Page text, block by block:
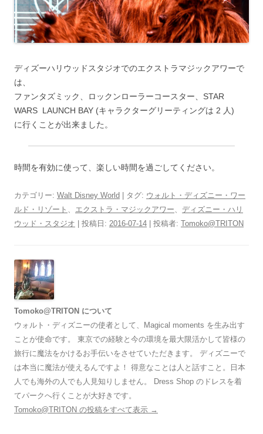
ディズーハリウッドスタジオでのエクストラマジックアワーで
は、
ファンタズミック、ロックンローラーコースター、STAR
WARS LAUNCH BAY (キャラクターグリーティングは 2 人)
に行くことが出来ました。
時間を有効に使って、楽しい時間を過ごしてください。
カテゴリー: Walt Disney World | タグ: ウォルト・ディズニー・ワー
ルド・リゾート 、 エクストラ・マジックアワー、 ディズニー・ハリ
ウッド・スタジオ | 投稿日: 2016-07-14 投稿者: Tomoko@TRITON
Tomoko@TRITON について
ウォルト・ディズニーの使者として、Magical moments を生み出す
ことが使命です。 東京での経験と今の環境を最大限活かして皆様の
旅行に魔法をかけるお手伝いをさせていただきます。 ディズニーで
は本当に魔法が使えるんですよ！ 得意なことは人と話すこと。日本
人でも海外の人でも人見知りしません。 Dress Shop のドレスを着
てパークへ行くことが大好きです。
Tomoko@TRITON の投稿をすべて表示 →